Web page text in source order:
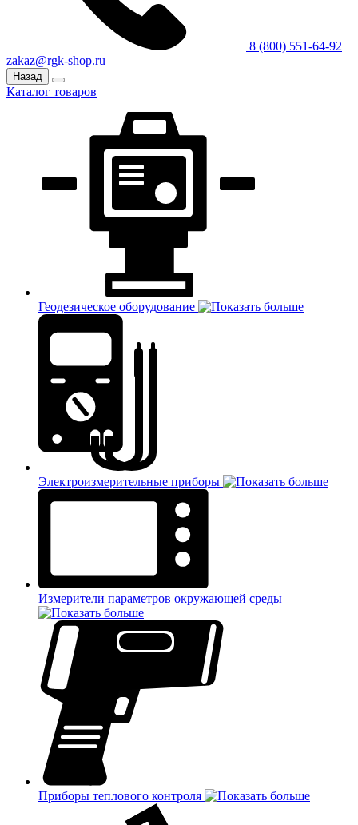
8 (800) 551-64-92
zakaz@rgk-shop.ru
Назад
Каталог товаров
Геодезическое оборудование
Электроизмерительные приборы
Измерители параметров окружающей среды
Приборы теплового контроля